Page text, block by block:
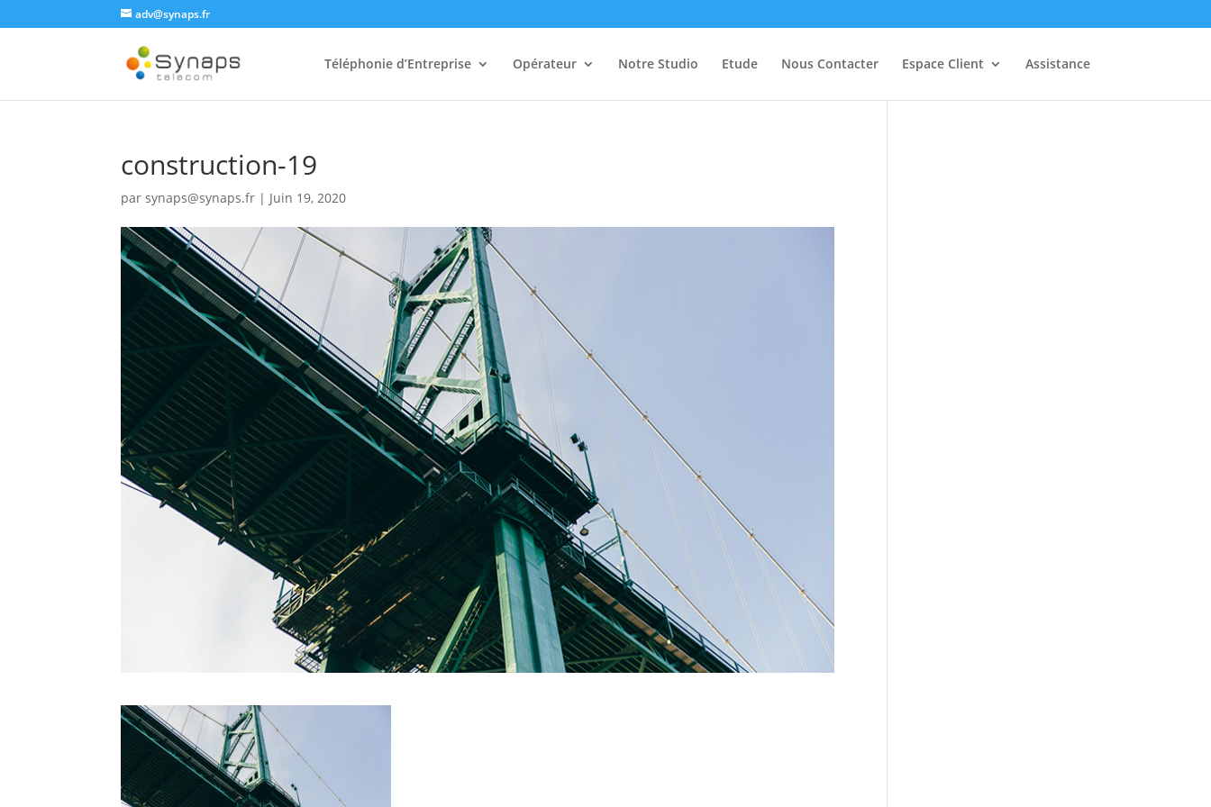
adv@synaps.fr
Téléphonie d’Entreprise Opérateur Notre Studio Etude Nous Contacter Espace Client Assistance
construction-19
parsynaps@synaps.fr | Juin 19, 2020